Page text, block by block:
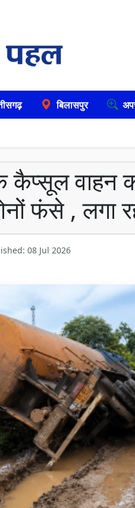
बिलासपुर
वाहन
फंसे , लगा
08 Jul 2026